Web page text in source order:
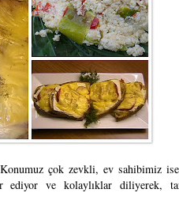
çok zevkli, ev sahibimiz
ve kolaylıklar diliyerek,